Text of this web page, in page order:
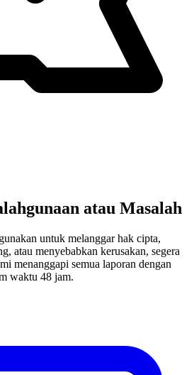
atau Masalah
untuk melanggar hak cipta,
atau menyebabkan kerusakan, segera
menanggapi semua laporan dengan
waktu 48 jam.